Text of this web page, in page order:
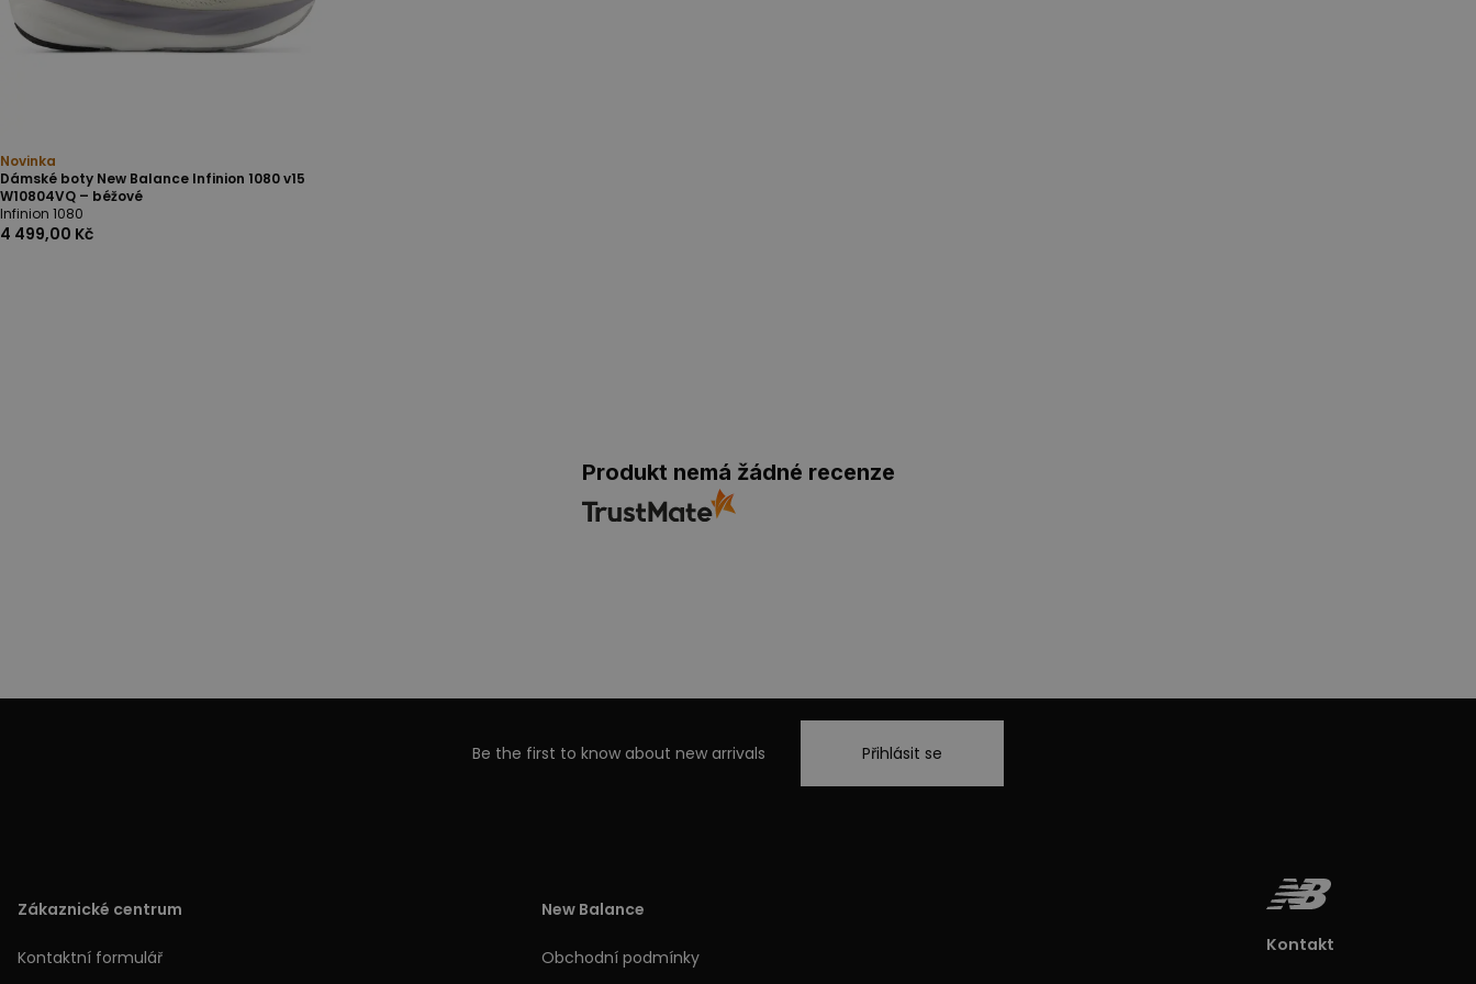
Novinka
Dámské boty New Balance Infinion 1080 v15
W10804VQ – béžové
Infinion 1080
4 499,00 Kč
Produkt nemá žádné recenze
Be the first to know about new arrivals Přihlásit se
Zákaznické centrum
Kontaktní formulář
New Balance
Obchodní podmínky
Kontakt